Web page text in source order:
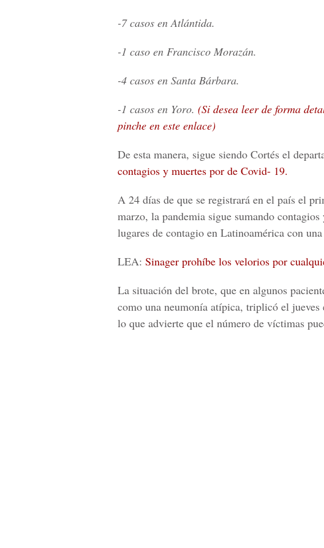
-7 casos en Atlántida.
-1 caso en Francisco Morazán.
-4 casos en Santa Bárbara.
-1 casos en Yoro. (Si desea leer de forma
pinche en este enlace)
De esta manera, sigue siendo Cortés el
contagios y muertes por de Covid- 19.
A 24 días de que se registrará en el país el
marzo, la pandemia sigue sumando
lugares de contagio en Latinoamérica con una
LEA: Sinager prohíbe los velorios por
La situación del brote, que en algunos
como una neumonía atípica, triplicó el
lo que advierte que el número de víctimas